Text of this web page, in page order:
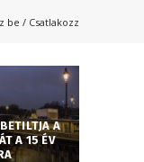
be / Csatlakozz
A
A 15 ÉV